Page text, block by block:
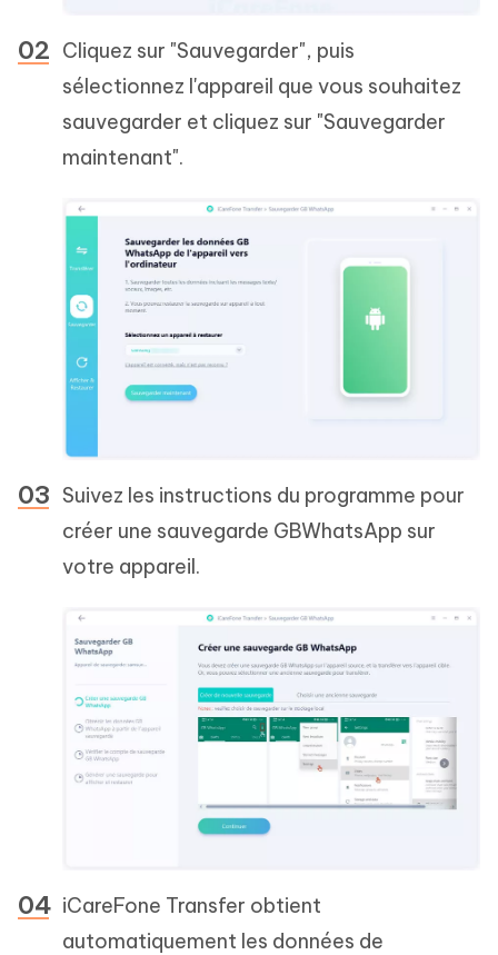
Cliquez sur "Sauvegarder", puis
sélectionnez l'appareil que vous souhaitez
sauvegarder et cliquez sur "Sauvegarder
maintenant".
Suivez les instructions du programme pour
créer une sauvegarde GBWhatsApp sur
votre appareil.
iCareFone Transfer obtient
automatiquement les données de